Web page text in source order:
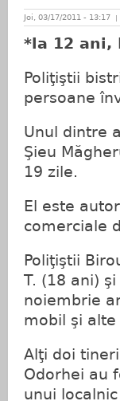
Joi, 03/17/2011 - 13:17
*la 12 ani,
Poliţiştii
persoane
Unul dintre
Şieu
19 zile.
El este
comerciale
Poliţiştii
T. (18 ani)
noiembrie
mobil şi
Alţi doi
Odorhei au
unui